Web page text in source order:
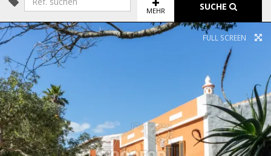
MEHR SUCHE
FULL SCREEN